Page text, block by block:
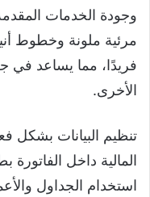
وجودة الخدمات
مرئية ملونة وخطوط
فريدًا، مما يساعد في
الأخرى.
تنظيم البيانات بشكل
المالية داخل
استخدام الجداول